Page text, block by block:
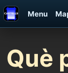
Menu
Què